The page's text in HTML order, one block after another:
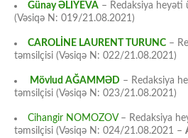
Günay ƏLİYEVA – Redaksiya heyəti
(Vəsiqə N: 019/21.08.2021)
CAROLİNE LAURENT TURUNC –
təmsilçisi (Vəsiqə N: 022/21.08.2021)
Mövlud AĞAMMƏD – Redaksiya
təmsilçisi (Vəsiqə N: 023/21.08.2021)
Cihangir NOMOZOV– Redaksiya
təmsilçisi (Vəsiqə N: 024/21.08.2021 –